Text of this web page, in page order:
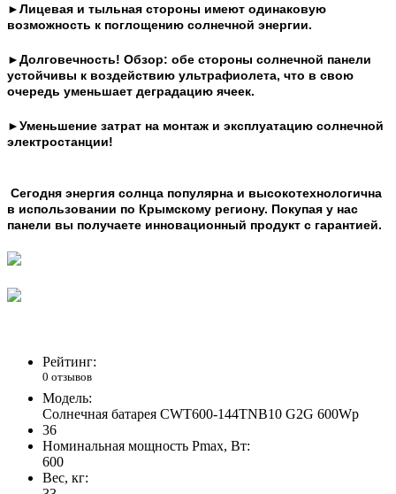
►Лицевая и тыльная стороны имеют одинаковую
возможность к поглощению солнечной энергии.
►Долговечность! Обзор: обе стороны солнечной панели
устойчивы к воздействию ультрафиолета, что в свою
очередь уменьшает деградацию ячеек.
►Уменьшение затрат на монтаж и эксплуатацию солнечной
электростанции!
Сегодня энергия солнца популярна и высокотехнологична
в использовании по Крымскому региону. Покупая у нас
панели вы получаете инновационный продукт с гарантией.
Рейтинг:
0 отзывов
Модель:
Солнечная батарея CWT600-144TNB10 G2G 600Wp
36
Номинальная мощность Pmax, Вт:
600
Вес, кг: